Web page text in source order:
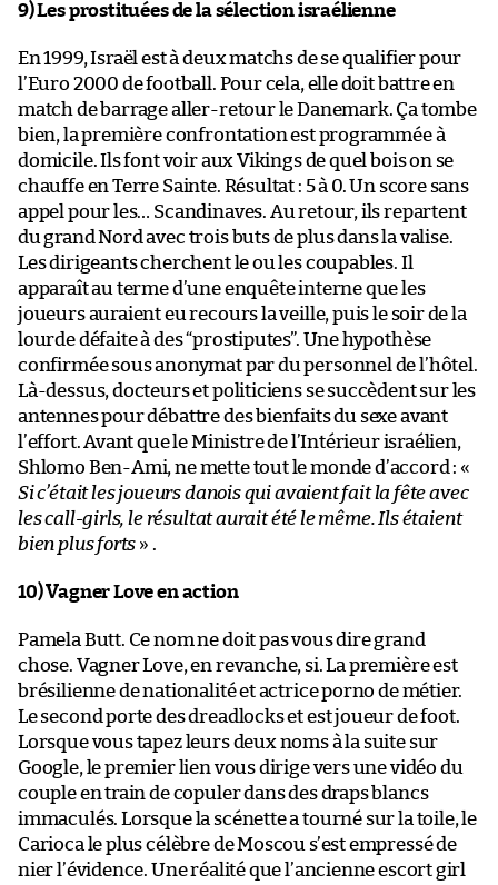
9) Les prostituées de la sélection israélienne
En 1999, Israël est à deux matchs de se qualifier pour
l’Euro 2000 de football. Pour cela, elle doit battre en
match de barrage aller-retour le Danemark. Ça tombe
bien, la première confrontation est programmée à
domicile. Ils font voir aux Vikings de quel bois on se
chauffe en Terre Sainte. Résultat : 5 à 0. Un score sans
appel pour les… Scandinaves. Au retour, ils repartent
du grand Nord avec trois buts de plus dans la valise.
Les dirigeants cherchent le ou les coupables. Il
apparaît au terme d’une enquête interne que les
joueurs auraient eu recours la veille, puis le soir de la
lourde défaite à des “prostiputes”. Une hypothèse
confirmée sous anonymat par du personnel de l’hôtel.
Là-dessus, docteurs et politiciens se succèdent sur les
antennes pour débattre des bienfaits du sexe avant
l’effort. Avant que le Ministre de l’Intérieur israélien,
Shlomo Ben-Ami, ne mette tout le monde d’accord : «
Si c’était les joueurs danois qui avaient fait la fête avec
les call-girls, le résultat aurait été le même. Ils étaient
bien plus forts » .
10) Vagner Love en action
Pamela Butt. Ce nom ne doit pas vous dire grand
chose. Vagner Love, en revanche, si. La première est
brésilienne de nationalité et actrice porno de métier.
Le second porte des dreadlocks et est joueur de foot.
Lorsque vous tapez leurs deux noms à la suite sur
Google, le premier lien vous dirige vers une vidéo du
couple en train de copuler dans des draps blancs
immaculés. Lorsque la scénette a tourné sur la toile, le
Carioca le plus célèbre de Moscou s’est empressé de
nier l’évidence. Une réalité que l’ancienne escort girl